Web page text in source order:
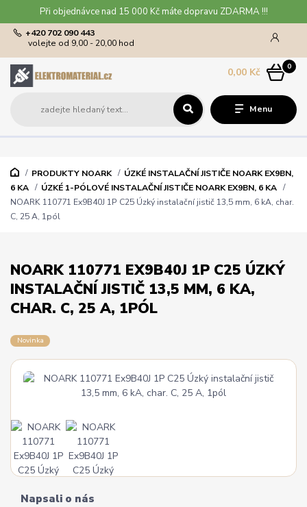
Při objednávce nad 15 000 Kč máte dopravu ZDARMA !!!
Menu
+420 702 090 443
volejte od 9,00 - 20,00 hod
0
0,00 Kč
PRODUKTY NOARK
ÚZKÉ INSTALAČNÍ JISTIČE NOARK EX9BN,
6 KA
ÚZKÉ 1-PÓLOVÉ INSTALAČNÍ JISTIČE NOARK EX9BN, 6 KA
NOARK 110771 Ex9B40J 1P C25 Úzký instalační jistič 13,5 mm, 6 kA, char.
C, 25 A, 1pól
NOARK 110771 EX9B40J 1P C25 ÚZKÝ
INSTALAČNÍ JISTIČ 13,5 MM, 6 KA,
CHAR. C, 25 A, 1PÓL
Novinka
Napsali o nás